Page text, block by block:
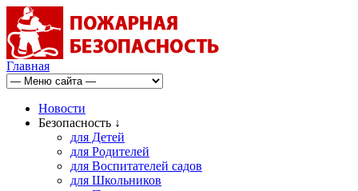
Главная
Новости
Безопасность ↓
для Детей
для Родителей
для Воспитателей садов
для Школьников